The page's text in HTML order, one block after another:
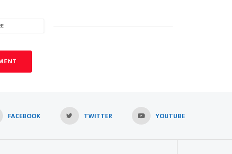
FACEBOOK TWITTER YOUTUBE